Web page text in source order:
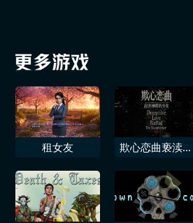
租女友
欺心恋曲亵渎神